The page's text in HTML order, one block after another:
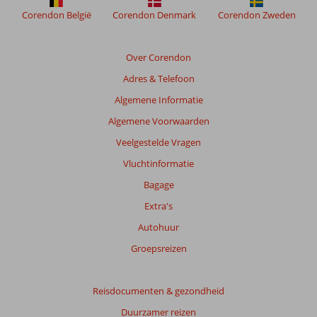
om
Over Corendon
Adres & Telefoon
Algemene Informatie
Algemene Voorwaarden
Veelgestelde Vragen
Vluchtinformatie
Bagage
Extra's
Autohuur
Groepsreizen
Reisdocumenten & gezondheid
Duurzamer reizen
Corendon België Corendon Denmark Corendon Zweden